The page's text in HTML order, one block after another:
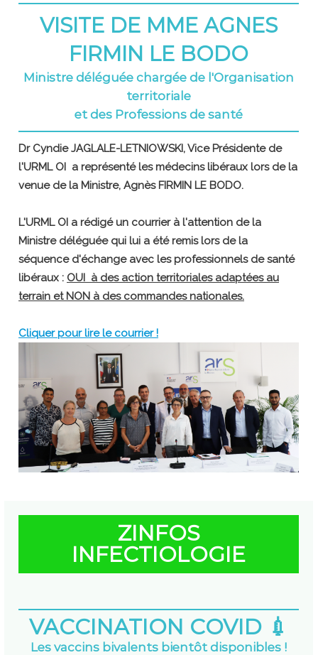
VISITE DE MME AGNES
FIRMIN LE BODO
Ministre déléguée chargée de l'Organisation
territoriale
et des Professions de santé
Dr Cyndie JAGLALE-LETNIOWSKI, Vice Présidente de
l'URML OI a représenté les médecins libéraux lors de la
venue de la Ministre, Agnès FIRMIN LE BODO.
L'URML OI a rédigé un courrier à l'attention de la
Ministre déléguée qui lui a été remis lors de la
séquence d'échange avec les professionnels de santé
libéraux : OUI à des action territoriales adaptées au
terrain et NON à des commandes nationales.
Cliquer pour lire le courrier !
ZINFOS
INFECTIOLOGIE
VACCINATION COVID 💉
Les vaccins bivalents bientôt disponibles !